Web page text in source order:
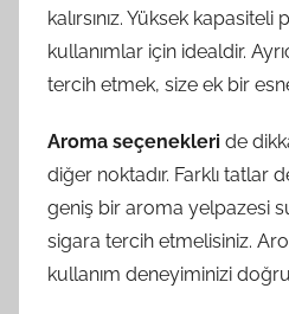
kalırsınız. Yüksek
kullanımlar için idealdir.
tercih etmek, size ek bir
Aroma seçenekleri de
diğer noktadır. Farklı tatlar
geniş bir aroma yelpazesi
sigara tercih etmelisiniz.
kullanım deneyiminizi